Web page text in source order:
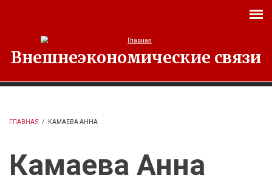
Внешнеэкономические связи
ГЛАВНАЯ / КАМАЕВА АННА
Камаева Анна